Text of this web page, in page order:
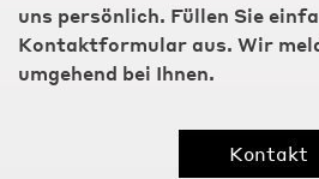
uns persönlich. Füllen Sie
Kontaktformular aus. Wir
umgehend bei Ihnen.
Kontakt